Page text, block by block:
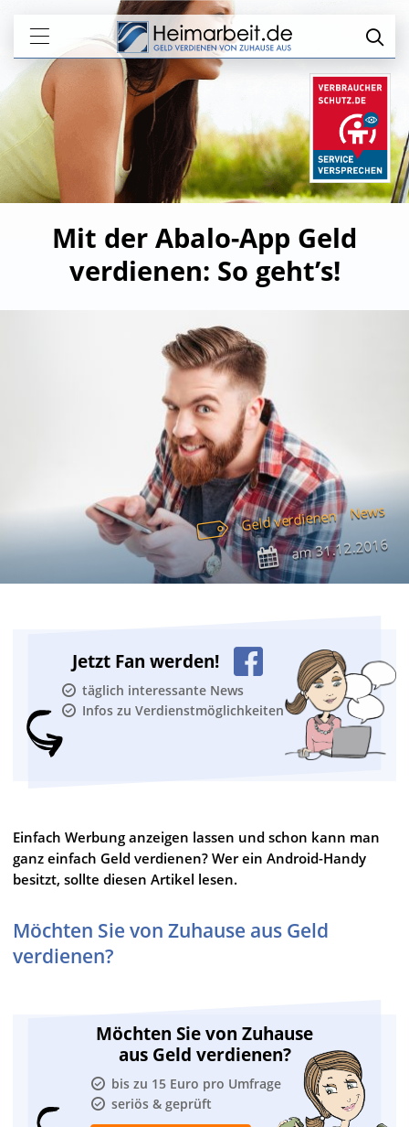
Mit der Abalo-App Geld
verdienen: So geht’s!
Geld verdienen News
am31.12.2016
Jetzt Fan werden!
täglich interessante News
Infos zu Verdienstmöglichkeiten
Einfach Werbung anzeigen lassen und schon kann man
ganz einfach Geld verdienen? Wer ein Android-Handy
besitzt, sollte diesen Artikel lesen.
Möchten Sie von Zuhause aus Geld
verdienen?
Möchten Sie von Zuhause
aus Geld verdienen?
bis zu 15 Euro pro Umfrage
seriös & geprüft